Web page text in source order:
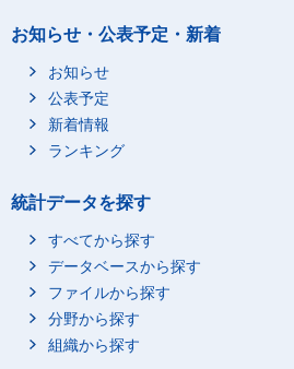
お知らせ・公表予定・新着
お知らせ
公表予定
新着情報
ランキング
統計データを探す
すべてから探す
データベースから探す
ファイルから探す
分野から探す
組織から探す